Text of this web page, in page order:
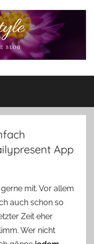
App
mit. Vor allem
auch schon so
Zeit eher
Wer nicht